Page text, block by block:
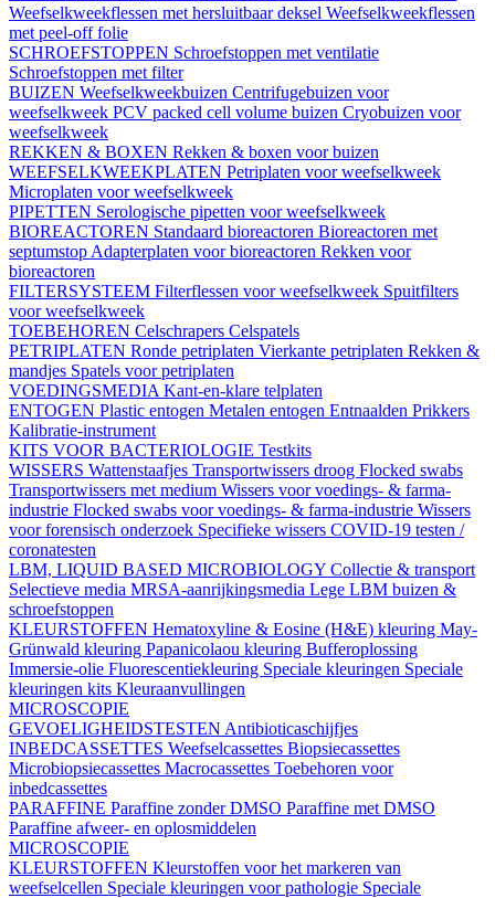
Weefselkweekflessen met hersluitbaar deksel Weefselkweekflessen
met peel-off folie
SCHROEFSTOPPEN Schroefstoppen met ventilatie
Schroefstoppen met filter
BUIZEN Weefselkweekbuizen Centrifugebuizen voor
weefselkweek PCV packed cell volume buizen Cryobuizen voor
weefselkweek
REKKEN & BOXEN Rekken & boxen voor buizen
WEEFSELKWEEKPLATEN Petriplaten voor weefselkweek
Microplaten voor weefselkweek
PIPETTEN Serologische pipetten voor weefselkweek
BIOREACTOREN Standaard bioreactoren Bioreactoren met
septumstop Adapterplaten voor bioreactoren Rekken voor
bioreactoren
FILTERSYSTEEM Filterflessen voor weefselkweek Spuitfilters
voor weefselkweek
TOEBEHOREN Celschrapers Celspatels
PETRIPLATEN Ronde petriplaten Vierkante petriplaten Rekken &
mandjes Spatels voor petriplaten
VOEDINGSMEDIA Kant-en-klare telplaten
ENTOGEN Plastic entogen Metalen entogen Entnaalden Prikkers
Kalibratie-instrument
KITS VOOR BACTERIOLOGIE Testkits
WISSERS Wattenstaafjes Transportwissers droog Flocked swabs
Transportwissers met medium Wissers voor voedings- & farma-
industrie Flocked swabs voor voedings- & farma-industrie Wissers
voor forensisch onderzoek Specifieke wissers COVID-19 testen /
coronatesten
LBM, LIQUID BASED MICROBIOLOGY Collectie & transport
Selectieve media MRSA-aanrijkingsmedia Lege LBM buizen &
schroefstoppen
KLEURSTOFFEN Hematoxyline & Eosine (H&E) kleuring May-
Grünwald kleuring Papanicolaou kleuring Bufferoplossing
Immersie-olie Fluorescentiekleuring Speciale kleuringen Speciale
kleuringen kits Kleuraanvullingen
MICROSCOPIE
GEVOELIGHEIDSTESTEN Antibioticaschijfjes
INBEDCASSETTES Weefselcassettes Biopsiecassettes
Microbiopsiecassettes Macrocassettes Toebehoren voor
inbedcassettes
PARAFFINE Paraffine zonder DMSO Paraffine met DMSO
Paraffine afweer- en oplosmiddelen
MICROSCOPIE
KLEURSTOFFEN Kleurstoffen voor het markeren van
weefselcellen Speciale kleuringen voor pathologie Speciale